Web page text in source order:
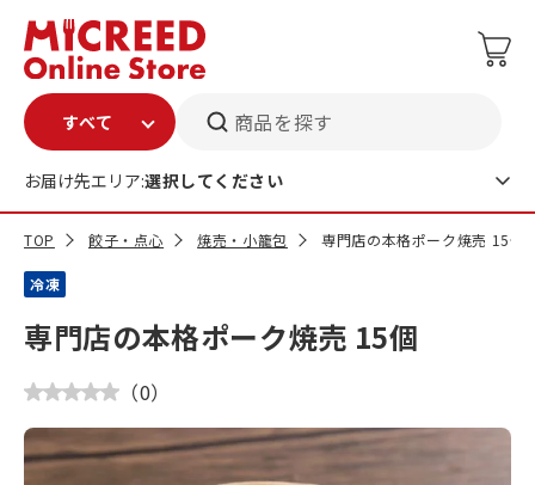
商品を探す
お届け先エリア:選択してください
TOP 餃子・点心 焼売・小籠包 専門店の本格ポーク焼売 15個
冷凍
専門店の本格ポーク焼売 15個
（0）